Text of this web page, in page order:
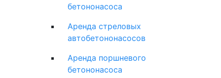
бетононасоса
Аренда стреловых
автобетононасосов
Аренда поршневого
бетононасоса